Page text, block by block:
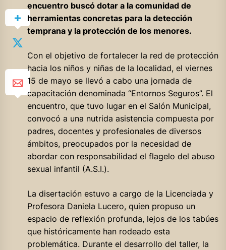
encuentro buscó dotar a la comunidad de
herramientas concretas para la detección
temprana y la protección de los menores.
Con el objetivo de fortalecer la red de protección
hacia los niños y niñas de la localidad, el viernes
15 de mayo se llevó a cabo una jornada de
capacitación denominada “Entornos Seguros”. El
encuentro, que tuvo lugar en el Salón Municipal,
convocó a una nutrida asistencia compuesta por
padres, docentes y profesionales de diversos
ámbitos, preocupados por la necesidad de
abordar con responsabilidad el flagelo del abuso
sexual infantil (A.S.I.).
La disertación estuvo a cargo de la Licenciada y
Profesora Daniela Lucero, quien propuso un
espacio de reflexión profunda, lejos de los tabúes
que históricamente han rodeado esta
problemática. Durante el desarrollo del taller, la